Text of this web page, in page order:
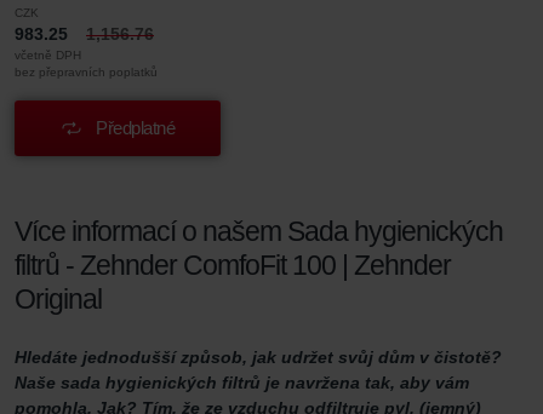
CZK
983.25 1,156.76
včetně DPH
bez přepravních poplatků
Předplatné
Více informací o našem Sada hygienických
filtrů - Zehnder ComfoFit 100 | Zehnder
Original
Hledáte jednodušší způsob, jak udržet svůj dům v čistotě?
Naše sada hygienických filtrů je navržena tak, aby vám
pomohla. Jak? Tím, že ze vzduchu odfiltruje pyl, (jemný)